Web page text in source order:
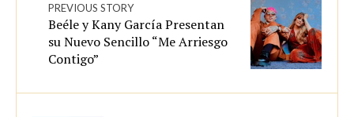
PREVIOUS STORY
Beéle y Kany García Presentan
su Nuevo Sencillo “Me Arriesgo
Contigo”